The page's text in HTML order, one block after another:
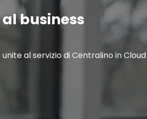
business
al servizio di Centralino in Cloud